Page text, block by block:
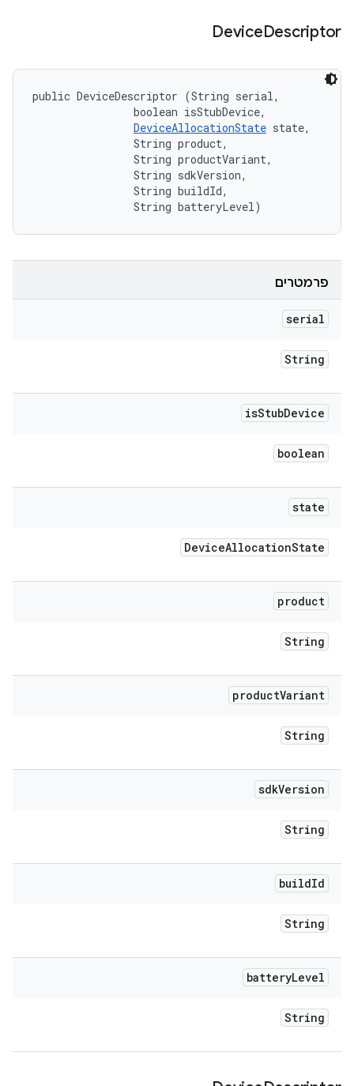
DeviceDescriptor
public DeviceDescriptor (String serial,
                boolean isStubDevice,
DeviceAllocationState state,
                String product,
                String productVariant,
                String sdkVersion,
                String buildId,
                String batteryLevel)
פרמטרים
serial
String
isStubDevice
boolean
state
DeviceAllocationState
product
String
productVariant
String
sdkVersion
String
buildId
String
batteryLevel
String